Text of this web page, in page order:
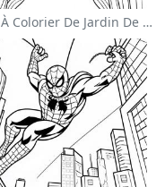
Page À Colorier De Jardin De Fleurs Colorées